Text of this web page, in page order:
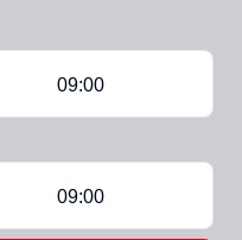
09:00
09:00